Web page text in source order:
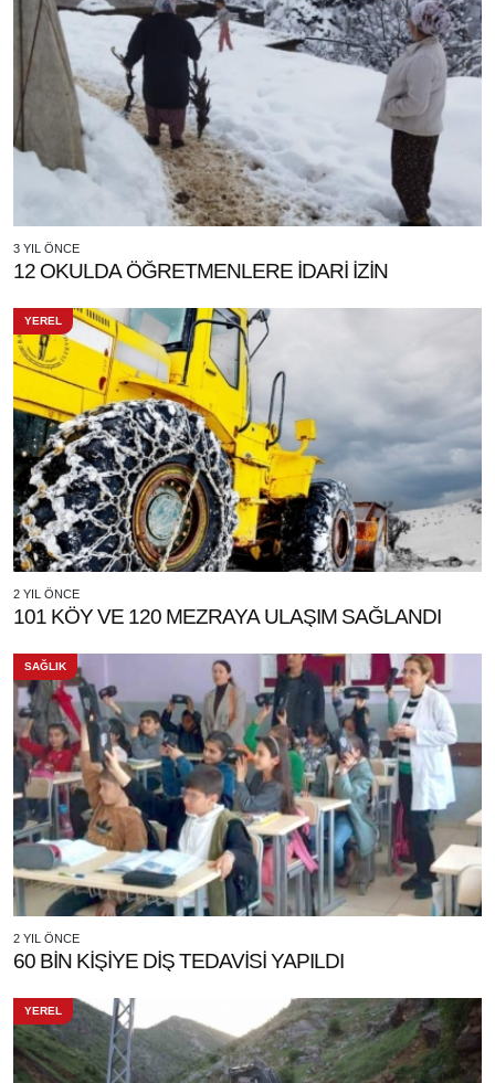
3 YIL ÖNCE
12 OKULDA ÖĞRETMENLERE İDARİ İZİN
YEREL
2 YIL ÖNCE
101 KÖY VE 120 MEZRAYA ULAŞIM SAĞLANDI
SAĞLIK
2 YIL ÖNCE
60 BİN KİŞİYE DİŞ TEDAVİSİ YAPILDI
YEREL